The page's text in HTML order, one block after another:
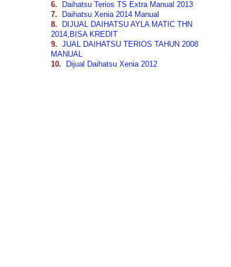
6.
Daihatsu Terios TS Extra Manual 2013
7.
Daihatsu Xenia 2014 Manual
8.
DIJUAL DAIHATSU AYLA MATIC THN
2014,BISA KREDIT
9.
JUAL DAIHATSU TERIOS TAHUN 2008
MANUAL
10.
Dijual Daihatsu Xenia 2012